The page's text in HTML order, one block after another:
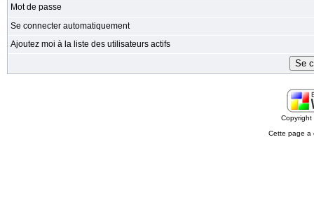
Mot de passe
Se connecter automatiquement
Ajoutez moi à la liste des utilisateurs actifs
Cette page a